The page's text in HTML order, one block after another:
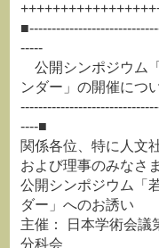
-----
公開シンポジウム
ンダー」の開催につ
----■
関係各位、特に人
および理事のみなさ
公開シンポジウム「
ダー」へのお誘い
主催： 日本学術会
分科会